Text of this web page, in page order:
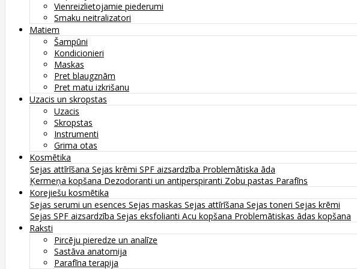
Vienreizlietojamie piederumi
Smaku neitralizatori
Matiem
Šampūni
Kondicionieri
Maskas
Pret blaugznām
Pret matu izkrišanu
Uzacis un skropstas
Uzacis
Skropstas
Instrumenti
Grima otas
Kosmētika
Sejas attīrīšana Sejas krēmi SPF aizsardzība Problemātiska āda
Ķermeņa kopšana Dezodoranti un antiperspiranti Zobu pastas Parafīns
Korejiešu kosmētika
Sejas serumi un esences Sejas maskas Sejas attīrīšana Sejas toneri Sejas krēmi
Sejas SPF aizsardzība Sejas eksfolianti Acu kopšana Problemātiskas ādas kopšana
Raksti
Pircēju pieredze un analīze
Sastāva anatomija
Parafīna terapija